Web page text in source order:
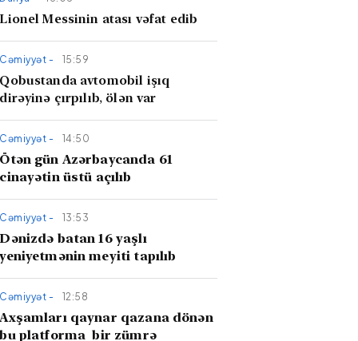
Lionel Messinin atası vəfat edib
Cəmiyyət - 15:59
Qobustanda avtomobil işıq
dirəyinə çırpılıb, ölən var
Cəmiyyət - 14:50
Ötən gün Azərbaycanda 61
cinayətin üstü açılıb
Cəmiyyət - 13:53
Dənizdə batan 16 yaşlı
yeniyetmənin meyiti tapılıb
Cəmiyyət - 12:58
Axşamları qaynar qazana dönən
bu platforma bir zümrə